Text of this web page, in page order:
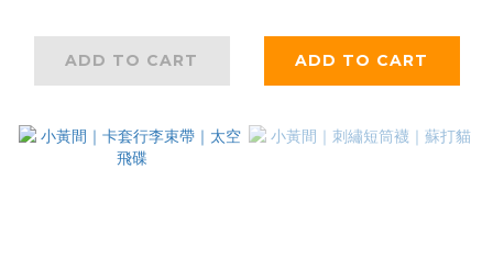
ADD TO CART ADD TO CART